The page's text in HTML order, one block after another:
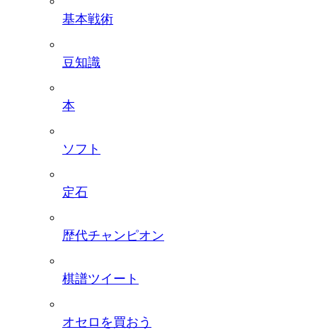
基本戦術
豆知識
本
ソフト
定石
歴代チャンピオン
棋譜ツイート
オセロを買おう